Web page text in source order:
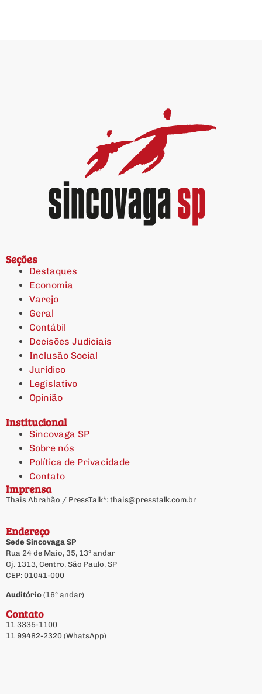
Seções
Destaques
Economia
Varejo
Geral
Contábil
Decisões Judiciais
Inclusão Social
Jurídico
Legislativo
Opinião
Institucional
Sincovaga SP
Sobre nós
Política de Privacidade
Contato
Imprensa
Thais Abrahão / PressTalk*: thais@presstalk.com.br
Endereço
Sede Sincovaga SP
Rua 24 de Maio, 35, 13º andar
Cj. 1313, Centro, São Paulo, SP
CEP: 01041-000
Auditório (16º andar)
Contato
11 3335-1100
11 99482-2320 (WhatsApp)